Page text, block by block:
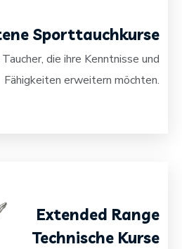
Sporttauchkurse
die ihre Kenntnisse und
Fähigkeiten erweitern möchten.
Extended Range
Technische Kurse